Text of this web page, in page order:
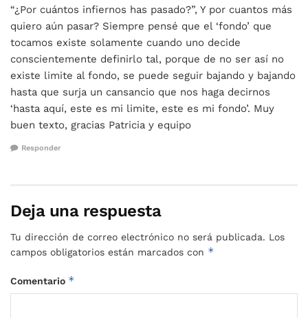
“¿Por cuántos infiernos has pasado?”, Y por cuantos más
quiero aún pasar? Siempre pensé que el ‘fondo’ que
tocamos existe solamente cuando uno decide
conscientemente definirlo tal, porque de no ser así no
existe limite al fondo, se puede seguir bajando y bajando
hasta que surja un cansancio que nos haga decirnos
‘hasta aquí, este es mi limite, este es mi fondo’. Muy
buen texto, gracias Patricia y equipo
Responder
Deja una respuesta
Tu dirección de correo electrónico no será publicada. Los
campos obligatorios están marcados con *
Comentario *